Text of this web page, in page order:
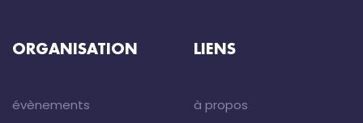
ORGANISATION
évènements
LIENS
à propos